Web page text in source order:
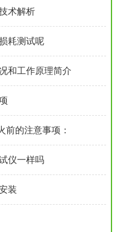
术解析
耗测试呢
和工作原理简介
前的注意事项：
仪一样吗
装